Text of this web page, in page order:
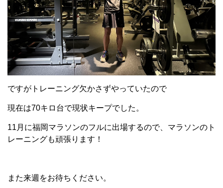
ですがトレーニング欠かさずやっていたので
現在は70キロ台で現状キープでした。
11月に福岡マラソンのフルに出場するので、マラソンのト
レーニングも頑張ります！
また来週をお待ちください。